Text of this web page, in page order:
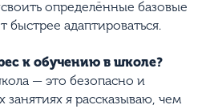
определённые базовые
быстрее адаптироваться.
к обучению в школе?
— это безопасно и
я рассказываю, чем